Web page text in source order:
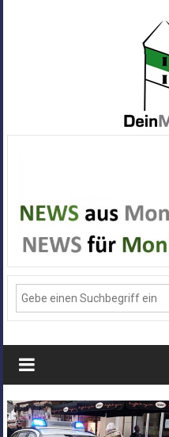
Alle
News
aus
Deiner
Stadt
Monheim